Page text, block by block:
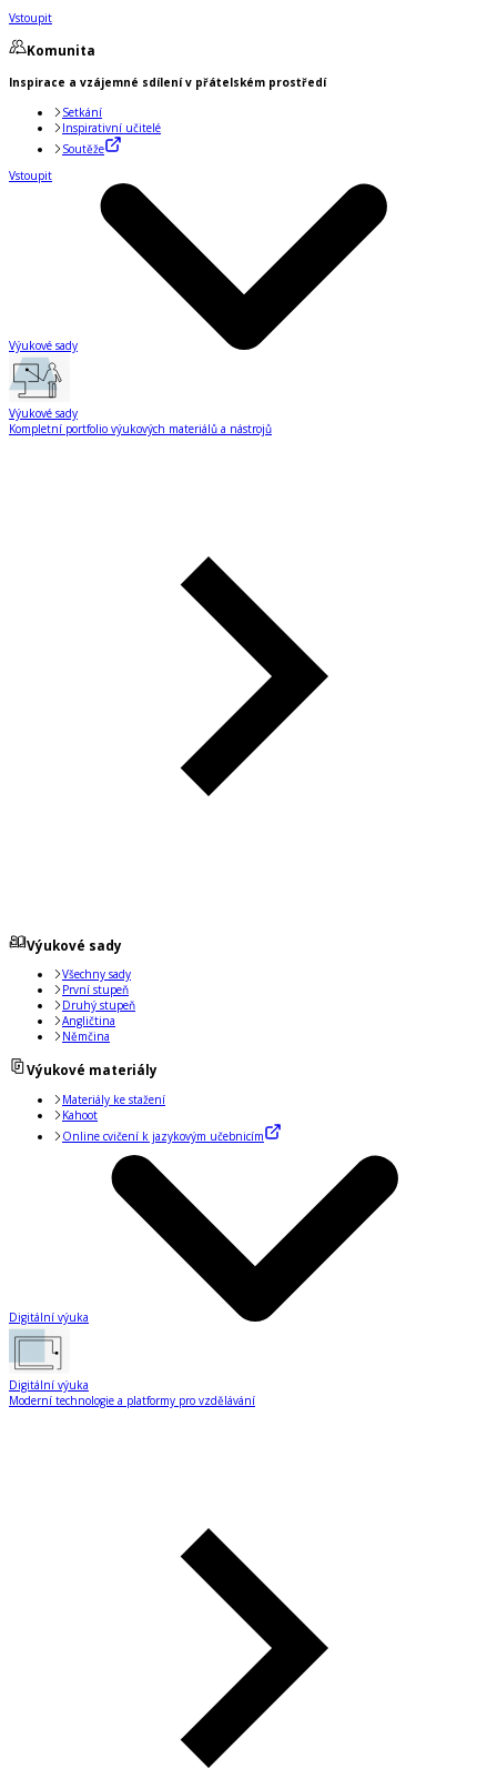
Vstoupit
Komunita
Inspirace a vzájemné sdílení v přátelském prostředí
Setkání
Inspirativní učitelé
Soutěže
Vstoupit
Výukové sady
Výukové sady
Kompletní portfolio výukových materiálů a nástrojů
Výukové sady
Všechny sady
První stupeň
Druhý stupeň
Angličtina
Němčina
Výukové materiály
Materiály ke stažení
Kahoot
Online cvičení k jazykovým učebnicím
Digitální výuka
Digitální výuka
Moderní technologie a platformy pro vzdělávání